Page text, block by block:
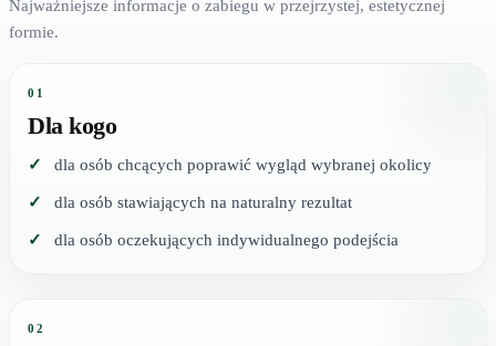
Najważniejsze informacje o zabiegu w przejrzystej, estetycznej
formie.
01
Dla kogo
dla osób chcących poprawić wygląd wybranej okolicy
dla osób stawiających na naturalny rezultat
dla osób oczekujących indywidualnego podejścia
02